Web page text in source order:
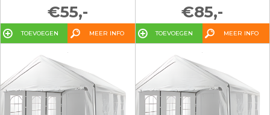
€55,-
TOEVOEGEN MEER INFO
€85,-
TOEVOEGEN MEER INFO